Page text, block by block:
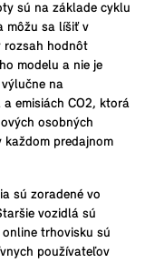
sú na základe cyklu
môžu sa líšiť v
rozsah hodnôt
modelu a nie je
na
emisiách CO2, ktorá
osobných
každom predajnom
sú zoradené vo
vozidlá sú
trhovisku sú
používateľov